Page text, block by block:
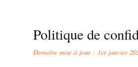
Politique de
Dernière mise à jour : 1er janvier